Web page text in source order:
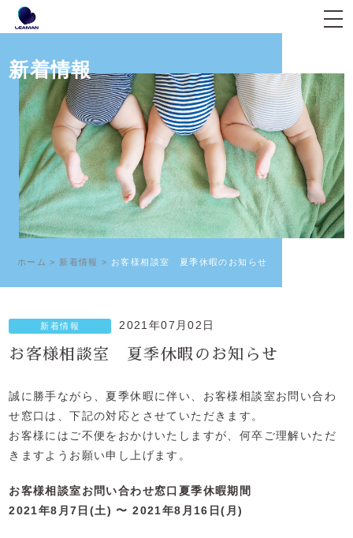
新着情報
ホーム> 新着情報 > お客様相談室 夏季休暇のお知らせ
新着情報 2021年07月02日
お客様相談室 夏季休暇のお知らせ
誠に勝手ながら、夏季休暇に伴い、お客様相談室お問い合わ
せ窓口は、下記の対応とさせていただきます。
お客様にはご不便をおかけいたしますが、何卒ご理解いただ
きますようお願い申し上げます。
お客様相談室お問い合わせ窓口夏季休暇期間
2021年8月7日(土) 〜 2021年8月16日(月)